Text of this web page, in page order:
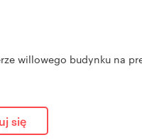
willowego budynku na
się